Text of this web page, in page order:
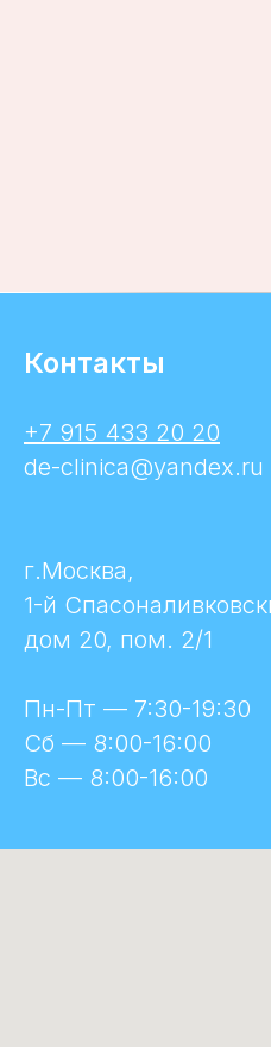
Контакты
+7 915 433 20 20
de-clinica@yandex.ru
г.Москва,
1-й
дом 20, пом. 2/1
Пн-Пт — 7:30-19:30
Сб — 8:00-16:00
Вс — 8:00-16:00